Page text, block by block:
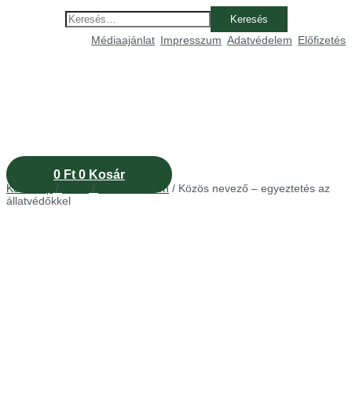
Keresés:
Médiaajánlat Impresszum Adatvédelem Előfizetés
0 Ft 0 Kosár
Kezdőlap / / Határon innen/ Közös nevező – egyeztetés az
állatvédőkkel